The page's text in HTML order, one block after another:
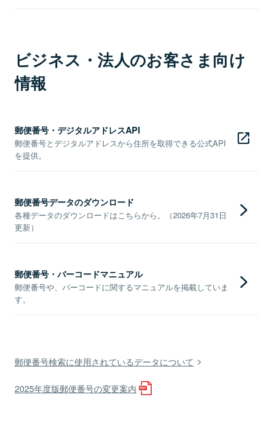
ビジネス・法人のお客さま向け
情報
郵便番号・デジタルアドレスAPI
郵便番号とデジタルアドレスから住所を取得できる公式API
を提供。
郵便番号データのダウンロード
各種データのダウンロードはこちらから。（2026年7月31日
更新）
郵便番号・バーコードマニュアル
郵便番号や、バーコードに関するマニュアルを掲載していま
す。
郵便番号検索に使用されているデータについて
2025年度版郵便番号の変更案内